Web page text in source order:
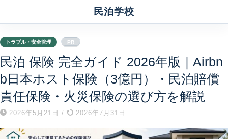
民泊学校
トラブル・安全管理 PR
民泊 保険 完全ガイド 2026年版｜Airbn
b日本ホスト保険（3億円）・民泊賠償
責任保険・火災保険の選び方を解説
2026年5月21日 / 2026年7月31日